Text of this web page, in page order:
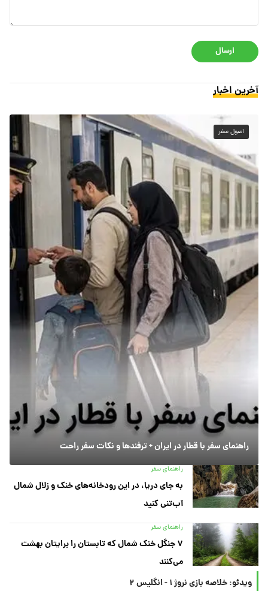
ارسال
آخرین اخبار
اصول سفر
راهنمای سفر با قطار در ایران + ترفندها و نکات سفر راحت
راهنمای سفر
به جای دریا، در این رودخانه‌های خنک و زلال شمال
آب‌تنی کنید
راهنمای سفر
۷ جنگل خنک شمال که تابستان را برایتان بهشت
می‌کنند
ویدئو: خلاصه بازی نروژ ۱ - انگلیس ۲